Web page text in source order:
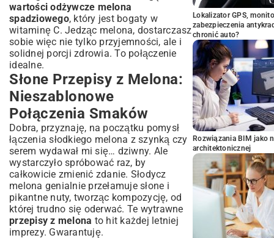
wartości odżywcze melona
spadziowego, który jest bogaty w
witaminę C. Jedząc melona, dostarczasz
sobie więc nie tylko przyjemności, ale i
solidnej porcji zdrowia. To połączenie
idealne.
Słone Przepisy z Melona:
Nieszablonowe
Połączenia Smaków
Dobra, przyznaję, na początku pomysł
łączenia słodkiego melona z szynką czy
serem wydawał mi się… dziwny. Ale
wystarczyło spróbować raz, by
całkowicie zmienić zdanie. Słodycz
melona genialnie przełamuje słone i
pikantne nuty, tworząc kompozycję, od
której trudno się oderwać. Te wytrawne
przepisy z melona to hit każdej letniej
imprezy. Gwarantuję.
Lokalizator GPS,
zabezpieczenia
chronić auto?
Rozwiązania BIM jako
architektonicznej